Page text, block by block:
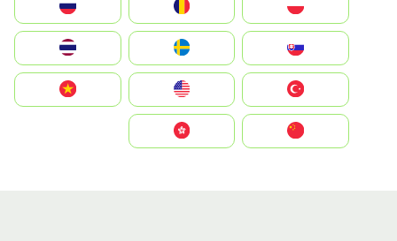
România
Slovensko
United States
Vietnam